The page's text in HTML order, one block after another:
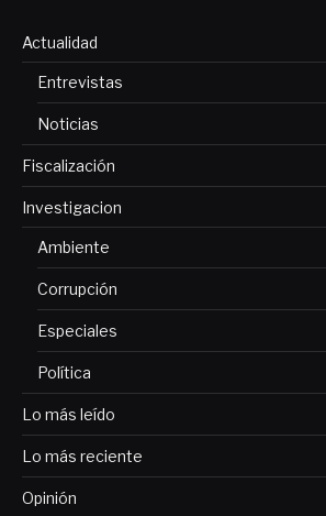
Actualidad
Entrevistas
Noticias
Fiscalización
Investigacion
Ambiente
Corrupción
Especiales
Política
Lo más leído
Lo más reciente
Opinión